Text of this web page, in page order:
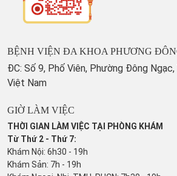
BỆNH VIỆN ĐA KHOA PHƯƠNG
ĐC: Số 9, Phố Viên, Phường Đông Ngạc,
Việt Nam
GIỜ LÀM VIỆC
THỜI GIAN LÀM VIỆC TẠI PHÒNG KHÁM
Từ Thứ 2 - Thứ 7:
Khám Nội: 6h30 - 19h
Khám Sản: 7h - 19h